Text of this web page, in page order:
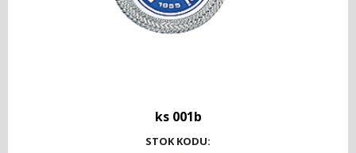
ks 001b
STOK KODU: